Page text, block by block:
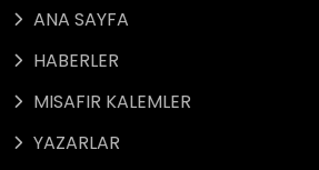
ANA SAYFA
HABERLER
MISAFIR KALEMLER
YAZARLAR